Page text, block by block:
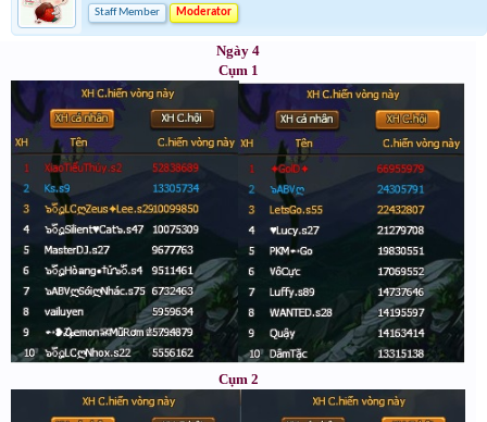
Staff Member
Moderator
Ngày 4
Cụm 1
Cụm 2